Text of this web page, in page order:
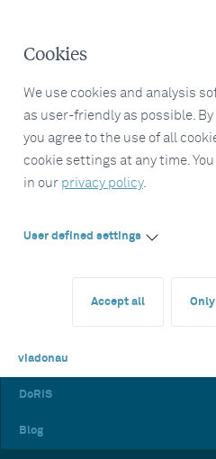
Cookies
We use cookies and analysis
as user-friendly as possible.
you agree to the use of all
cookie settings at any time.
in our privacy policy.
User defined settings
Accept all
viadonau
DoRIS
Blog